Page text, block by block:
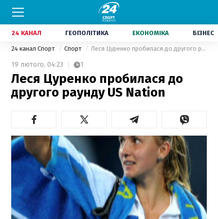
24 КАНАЛ ГЕОПОЛІТИКА ЕКОНОМІКА БІЗНЕС
24 канал Спорт Спорт Леся Цуренко пробилася до другого раунду US Nation
19 лютого, 04:23 1
Леся Цуренко пробилася до
другого раунду US Nation